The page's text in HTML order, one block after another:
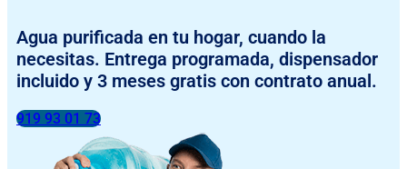
Agua purificada en tu hogar, cuando la
necesitas. Entrega programada, dispensador
incluido y 3 meses gratis con contrato anual.
919 93 01 73